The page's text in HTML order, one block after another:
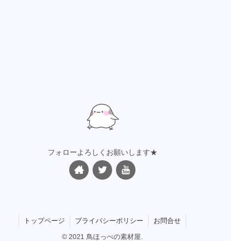
フォローよろしくお願いします★
トップページ プライバシーポリシー お問合せ
© 2021 鳥ほっぺの素材屋.